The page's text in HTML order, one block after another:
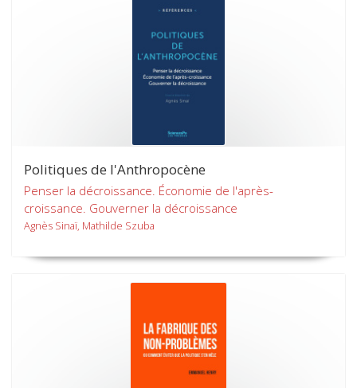
Politiques de l'Anthropocène
Penser la décroissance. Économie de l'après-
croissance. Gouverner la décroissance
Agnès Sinaï, Mathilde Szuba